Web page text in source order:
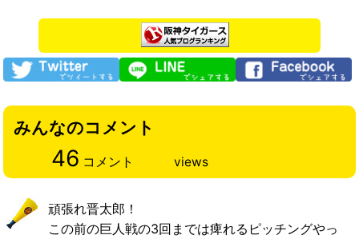
みんなのコメント
46 コメント views
頑張れ晋太郎！
この前の巨人戦の3回までは痺れるピッチングやっ